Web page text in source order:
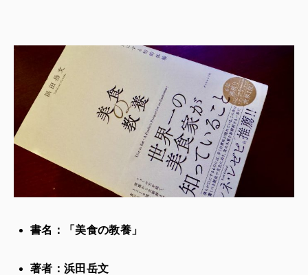
書名：「美食の教養」
著者：浜田岳文